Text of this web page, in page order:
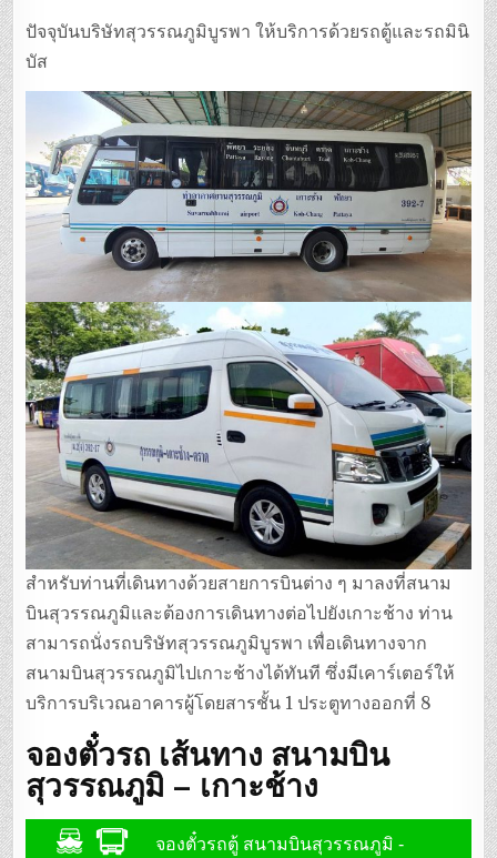
ปัจจุบันบริษัทสุวรรณภูมิบูรพา ให้บริการด้วยรถตู้และรถมินิ
บัส
สำหรับท่านที่เดินทางด้วยสายการบินต่าง ๆ มาลงที่สนาม
บินสุวรรณภูมิและต้องการเดินทางต่อไปยังเกาะช้าง ท่าน
สามารถนั่งรถบริษัทสุวรรณภูมิบูรพา เพื่อเดินทางจาก
สนามบินสุวรรณภูมิไปเกาะช้างได้ทันที ซึ่งมีเคาร์เตอร์ให้
บริการบริเวณอาคารผู้โดยสารชั้น 1 ประตูทางออกที่ 8
จองตั๋วรถ เส้นทาง สนามบิน
สุวรรณภูมิ – เกาะช้าง
จองตั๋วรถตู้ สนามบินสุวรรณภูมิ -